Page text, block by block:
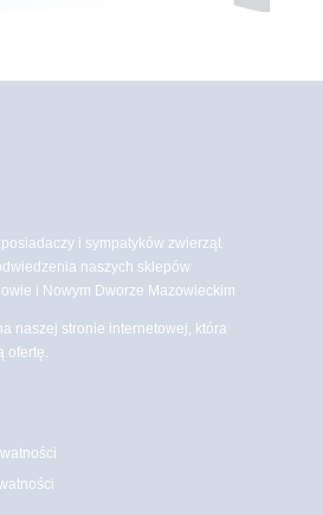
i sympatyków zwierząt
naszych sklepów
i Nowym Dworze Mazowieckim
naszej stronie internetowej, która
ofertę.